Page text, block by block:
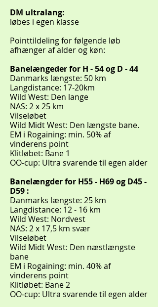
DM ultralang:
løbes i egen klasse
Pointtildeling for følgende løb
afhænger af alder og køn:
Banelængeder for H - 54 og D - 44
Danmarks længste: 50 km
Langdistance: 17-20km
Wild West: Den lange
NAS: 2 x 25 km
Vilseløbet
Wild Midt West: Den længste bane.
EM i Rogaining: min. 50% af
vinderens point
Klitløbet: Bane 1
OO-cup: Ultra svarende til egen alder
Banelængder for H55 - H69 og D45 -
D59 :
Danmarks længste: 25 km
Langdistance: 12 - 16 km
Wild West: Nordvest
NAS: 2 x 17,5 km svær
Vilseløbet
Wild Midt West: Den næstlængste
bane
EM i Rogaining: min. 40% af
vinderens point
Klitløbet: Bane 2
OO-cup: Ultra svarende til egen alder